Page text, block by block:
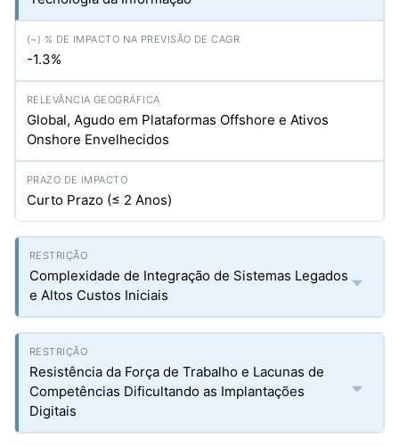
-1.3%
Global, Agudo em Plataformas Offshore e Ativos
Onshore Envelhecidos
Curto Prazo (≤ 2 Anos)
Complexidade de Integração de Sistemas Legados
e Altos Custos Iniciais
Resistência da Força de Trabalho e Lacunas de
Competências Dificultando as Implantações
Digitais